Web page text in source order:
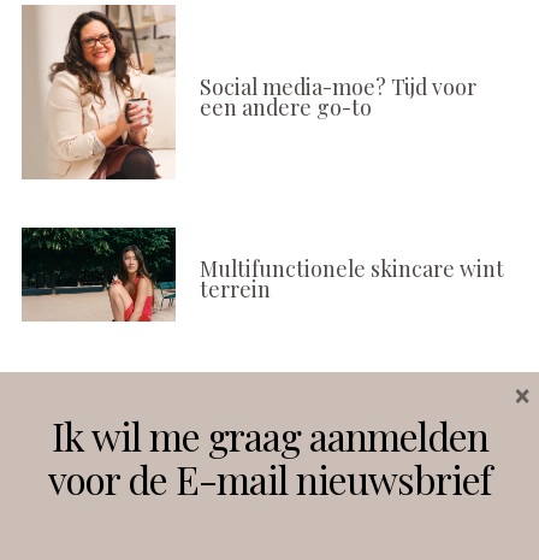
Social media-moe? Tijd voor
een andere go-to
Multifunctionele skincare wint
terrein
Instagram Facebook
Ik wil me graag aanmelden
voor de E-mail nieuwsbrief
×